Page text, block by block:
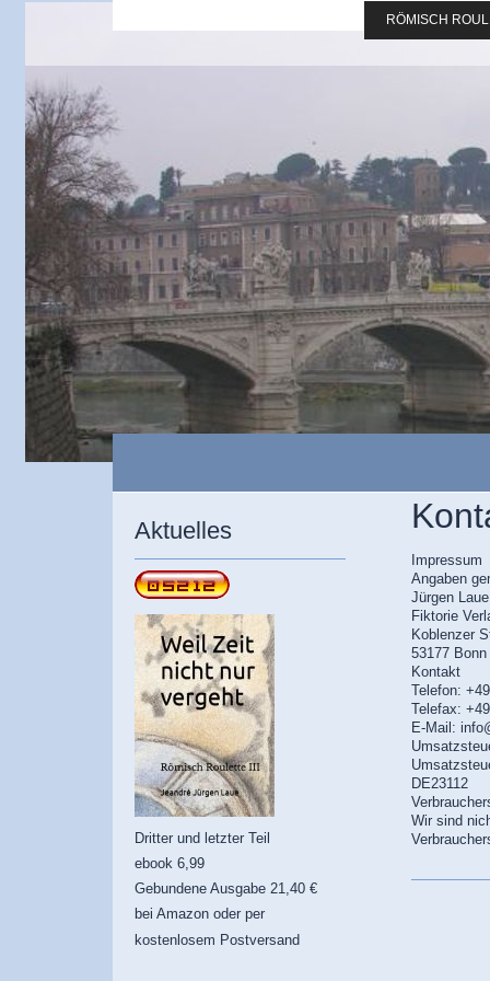
RÖMISCH
Impressum
Angaben
Jürgen Laue
Fiktorie
Koblenzer
53177 Bonn
Kontakt
Telefon:
Telefax:
E-Mail:
DE23112
Wir sind
Aktuelles
Dritter und letzter Teil
ebook 6,99
Gebundene Ausgabe 21,40 €
bei Amazon oder per
kostenlosem Postversand